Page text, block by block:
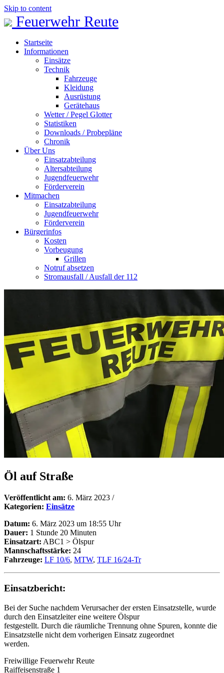
Skip to content
Feuerwehr Reute
Startseite
Informationen
Einsätze
Technik
Fahrzeuge
Kleidung
Ausrüstung
Gerätehaus
Wetter / Pegel Glotter
Statistiken
Downloads / Probepläne
Chronik
Über Uns
Einsatzabteilung
Altersabteilung
Jugendfeuerwehr
Förderverein
Mitmachen
Einsatzabteilung
Jugendfeuerwehr
Förderverein
Bürgerinfos
Kosten
Vorbeugung
Grillen
Notruf absetzen
Stromausfall / Ausfall der 112
Öl auf Straße
Veröffentlicht am: 6. März 2023 /
Kategorien: Einsätze
Datum: 6. März 2023 um 18:55 Uhr
Dauer: 1 Stunde 20 Minuten
Einsatzart: ABC1 > Ölspur
Mannschaftsstärke: 24
Fahrzeuge: LF 10/6, MTW, TLF 16/24-Tr
Einsatzbericht:
Bei der Suche nachdem Verursacher der ersten Einsatzstelle, wurde
durch den Einsatzleiter eine weitere Ölspur
festgestellt. Durch die räumliche Trennung ohne Spuren, konnte die
Einsatzstelle nicht dem vorherigen Einsatz zugeordnet
werden.
Freiwillige Feuerwehr Reute
Raiffeisenstraße 1